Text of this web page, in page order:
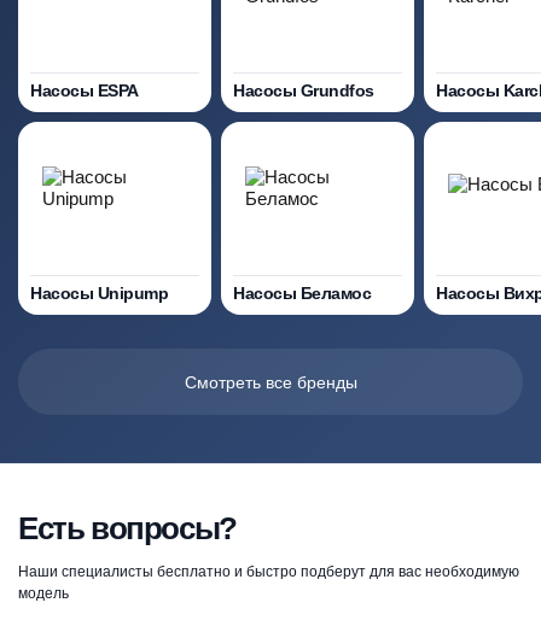
Насосы ESPA Насосы Grundfos Насосы
Насосы Unipump Насосы Беламос Насосы
Смотреть все бренды
Есть вопросы?
Наши специалисты бесплатно и быстро подберут для вас необходимую
модель